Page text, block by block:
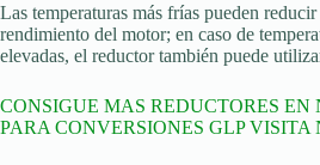
Las temperaturas más frías pueden
rendimiento del motor; en caso de
elevadas, el reductor también puede
CONSIGUE MAS REDUCTORES EN
PARA CONVERSIONES GLP